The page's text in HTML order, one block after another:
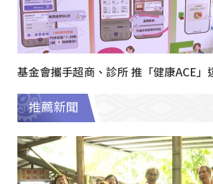
基金會攜手超商、診所 推「健康ACE」
推薦新聞